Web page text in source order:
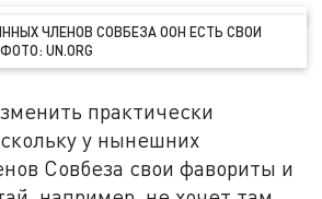
ЧЛЕНОВ СОВБЕЗА ООН ЕСТЬ СВОИ
UN.ORG
практически
у нынешних
Совбеза свои фавориты и